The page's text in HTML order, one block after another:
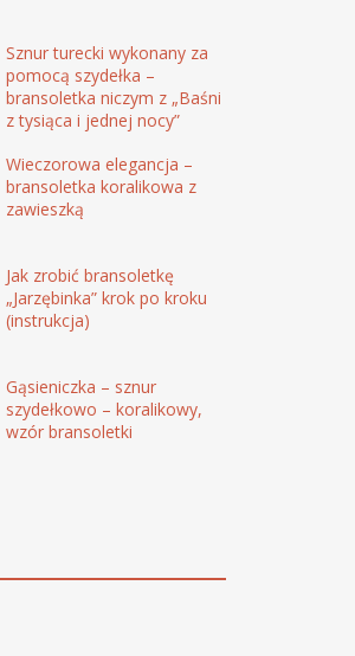
Sznur turecki wykonany za
pomocą szydełka –
bransoletka niczym z „Baśni
z tysiąca i jednej nocy”
Wieczorowa elegancja –
bransoletka koralikowa z
zawieszką
Jak zrobić bransoletkę
„Jarzębinka” krok po kroku
(instrukcja)
Gąsieniczka – sznur
szydełkowo – koralikowy,
wzór bransoletki